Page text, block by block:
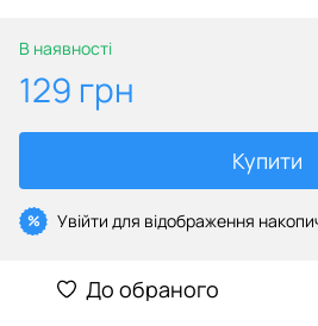
В наявності
129 грн
Купити
% Увійти для відображення
До обраного